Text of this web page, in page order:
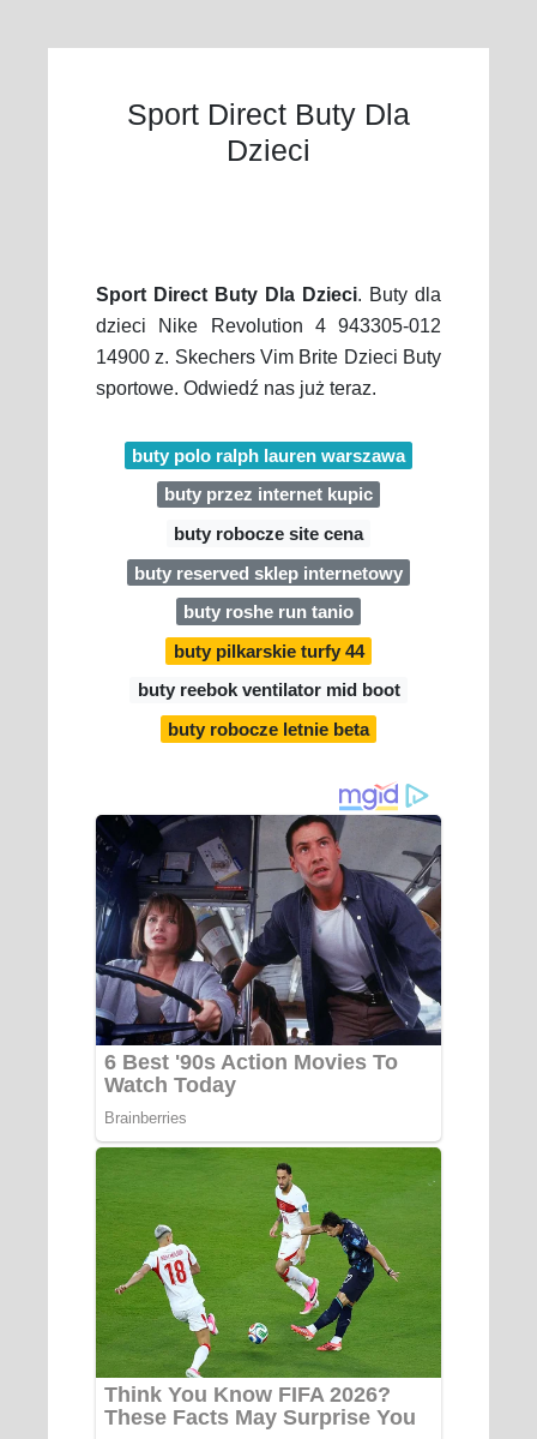
Sport Direct Buty Dla
Dzieci
Sport Direct Buty Dla Dzieci. Buty dla
dzieci Nike Revolution 4 943305-012
14900 z. Skechers Vim Brite Dzieci Buty
sportowe. Odwiedź nas już teraz.
buty polo ralph lauren warszawa
buty przez internet kupic
buty robocze site cena
buty reserved sklep internetowy
buty roshe run tanio
buty pilkarskie turfy 44
buty reebok ventilator mid boot
buty robocze letnie beta